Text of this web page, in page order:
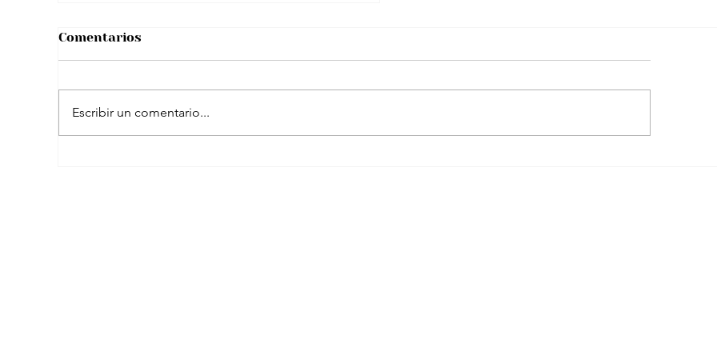
Comentarios
Escribir un comentario...